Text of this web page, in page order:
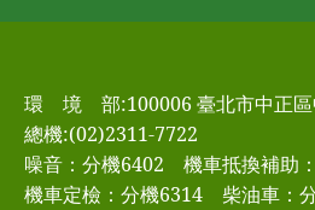
環 境 部:100006 臺北市中正區
總機:(02)2311-7722
噪音：分機6402
機車抵換補助
機車定檢：分機6314
柴油車：